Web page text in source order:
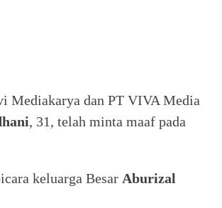
Mediakarya dan PT VIVA Media
, 31, telah minta maaf pada
keluarga Besar Aburizal